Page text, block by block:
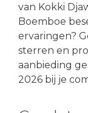
van Kokki
Boemboe
ervaringen?
sterren en
aanbieding
2026 bij je